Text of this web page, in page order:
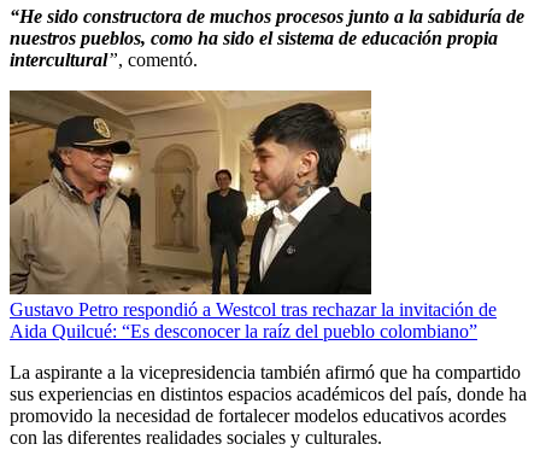
“He sido constructora de muchos procesos junto a la sabiduría de
nuestros pueblos, como ha sido el sistema de educación propia
intercultural”, comentó.
Gustavo Petro respondió a Westcol tras rechazar la invitación de
Aida Quilcué: “Es desconocer la raíz del pueblo colombiano”
La aspirante a la vicepresidencia también afirmó que ha compartido
sus experiencias en distintos espacios académicos del país, donde ha
promovido la necesidad de fortalecer modelos educativos acordes
con las diferentes realidades sociales y culturales.